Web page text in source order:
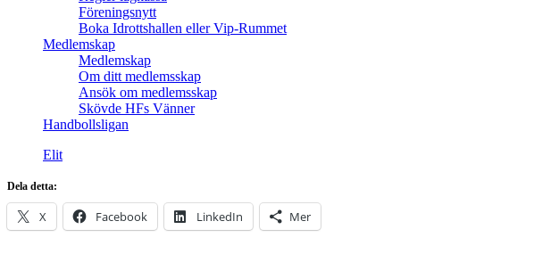
Föreningsnytt
Boka Idrottshallen eller Vip-Rummet
Medlemskap
Medlemskap
Om ditt medlemsskap
Ansök om medlemsskap
Skövde HFs Vänner
Handbollsligan
Elit
Dela detta:
X Facebook LinkedIn Mer